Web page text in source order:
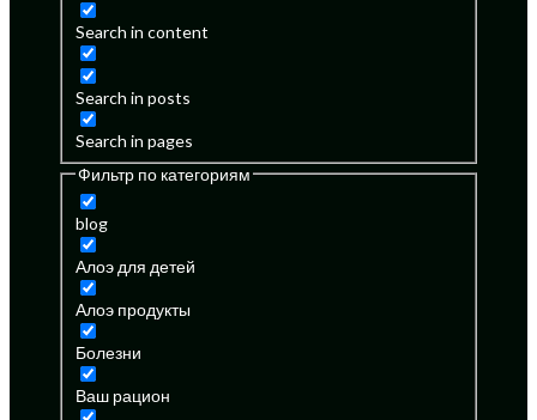
Search in content
Search in posts
Search in pages
Фильтр по категориям
blog
Алоэ для детей
Алоэ продукты
Болезни
Ваш рацион